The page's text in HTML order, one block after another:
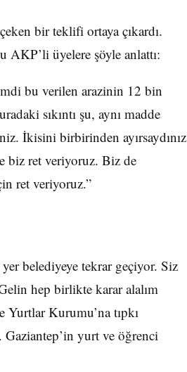
bir teklifi ortaya çıkardı.
üyelere şöyle anlattı:
bu verilen arazinin 12 bin
sıkıntı şu, aynı madde
İkisini birbirinden ayırsaydınız
biz ret veriyoruz. Biz de
ret veriyoruz.”
belediyeye tekrar geçiyor. Siz
hep birlikte karar alalım
Kurumu’na tıpkı
yurt ve öğrenci